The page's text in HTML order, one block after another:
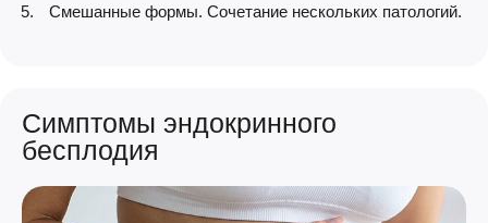
Смешанные формы. Сочетание нескольких патологий.
Симптомы эндокринного
бесплодия